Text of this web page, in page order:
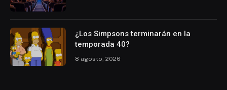
¿Los Simpsons terminarán en la
temporada 40?
8 agosto, 2026